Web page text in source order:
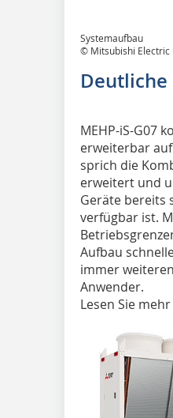
Systemaufbau
© Mitsubishi Electric
MEHP-iS-G07
erweiterbar
sprich die
erweitert und
Geräte bereits
verfügbar ist.
Aufbau
immer
Anwender.
Lesen Sie